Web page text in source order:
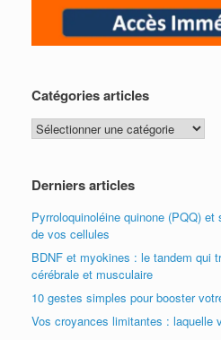
Catégories articles
Catégories
articles
Derniers articles
Pyrroloquinoléine quinone (PQQ)
de vos cellules
BDNF et myokines : le tandem qui
cérébrale et musculaire
10 gestes simples pour booster
Vos croyances limitantes : laquelle